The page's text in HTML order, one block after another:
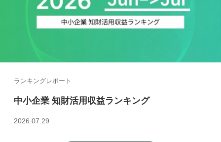
ランキングレポート
中小企業 知財活用収益ランキング
2026.07.29